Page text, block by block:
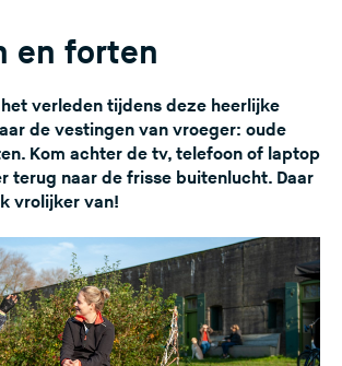
en forten
verleden tijdens deze heerlijke
de vestingen van vroeger: oude
Kom achter de tv, telefoon of laptop
terug naar de frisse buitenlucht. Daar
vrolijker van!